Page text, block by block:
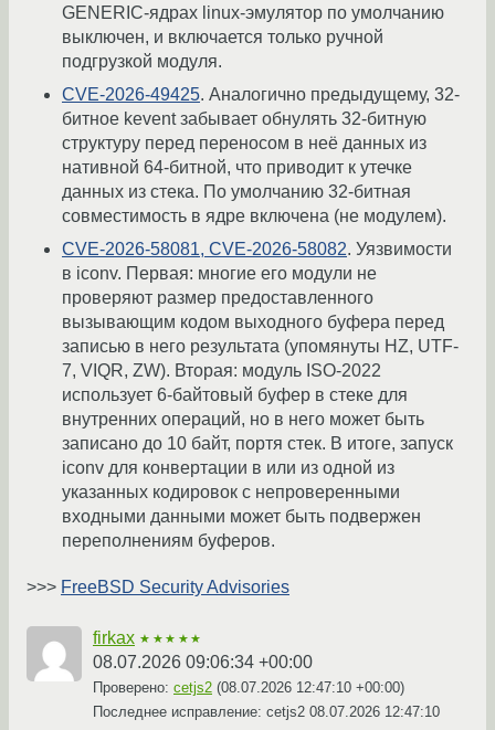
GENERIC-ядрах linux-эмулятор по умолчанию
выключен, и включается только ручной
подгрузкой модуля.
CVE-2026-49425. Аналогично предыдущему, 32-
битное kevent забывает обнулять 32-битную
структуру перед переносом в неё данных из
нативной 64-битной, что приводит к утечке
данных из стека. По умолчанию 32-битная
совместимость в ядре включена (не модулем).
CVE-2026-58081, CVE-2026-58082. Уязвимости
в iconv. Первая: многие его модули не
проверяют размер предоставленного
вызывающим кодом выходного буфера перед
записью в него результата (упомянуты HZ, UTF-
7, VIQR, ZW). Вторая: модуль ISO-2022
использует 6-байтовый буфер в стеке для
внутренних операций, но в него может быть
записано до 10 байт, портя стек. В итоге, запуск
iconv для конвертации в или из одной из
указанных кодировок с непроверенными
входными данными может быть подвержен
переполнениям буферов.
>>> FreeBSD Security Advisories
firkax ★★★★★
08.07.2026 09:06:34 +00:00
Проверено: cetjs2 (08.07.2026 12:47:10 +00:00)
Последнее исправление: cetjs2 08.07.2026 12:47:10